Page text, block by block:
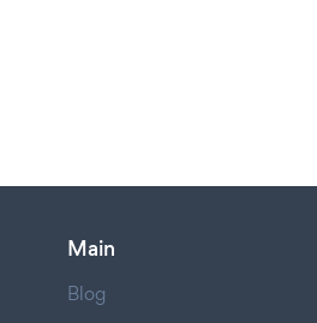
Main
Blog